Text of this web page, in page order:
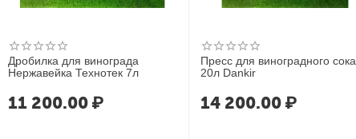
Дробилка для винограда
Нержавейка Технотек 7л
11 200.00 ₽
Пресс для виноградного сока
20л Dankir
14 200.00 ₽